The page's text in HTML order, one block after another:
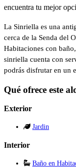
encuentra tu mejor
La Sinriella es una
cerca de la Senda del
Habitaciones con
sinriella cuenta con
podrás disfrutar en un
Qué ofrece este
Exterior
Jardin
Interior
Baño en